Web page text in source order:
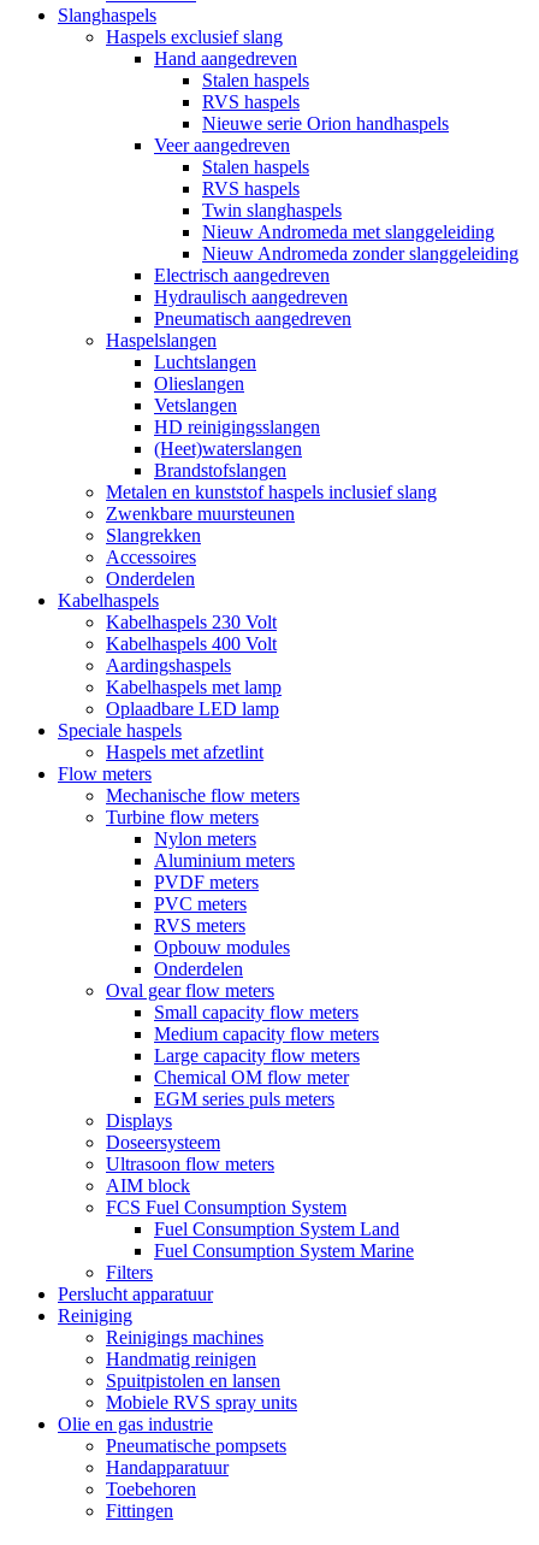
Slanghaspels
Haspels exclusief slang
Hand aangedreven
Stalen haspels
RVS haspels
Nieuwe serie Orion handhaspels
Veer aangedreven
Stalen haspels
RVS haspels
Twin slanghaspels
Nieuw Andromeda met slanggeleiding
Nieuw Andromeda zonder slanggeleiding
Electrisch aangedreven
Hydraulisch aangedreven
Pneumatisch aangedreven
Haspelslangen
Luchtslangen
Olieslangen
Vetslangen
HD reinigingsslangen
(Heet)waterslangen
Brandstofslangen
Metalen en kunststof haspels inclusief slang
Zwenkbare muursteunen
Slangrekken
Accessoires
Onderdelen
Kabelhaspels
Kabelhaspels 230 Volt
Kabelhaspels 400 Volt
Aardingshaspels
Kabelhaspels met lamp
Oplaadbare LED lamp
Speciale haspels
Haspels met afzetlint
Flow meters
Mechanische flow meters
Turbine flow meters
Nylon meters
Aluminium meters
PVDF meters
PVC meters
RVS meters
Opbouw modules
Onderdelen
Oval gear flow meters
Small capacity flow meters
Medium capacity flow meters
Large capacity flow meters
Chemical OM flow meter
EGM series puls meters
Displays
Doseersysteem
Ultrasoon flow meters
AIM block
FCS Fuel Consumption System
Fuel Consumption System Land
Fuel Consumption System Marine
Filters
Perslucht apparatuur
Reiniging
Reinigings machines
Handmatig reinigen
Spuitpistolen en lansen
Mobiele RVS spray units
Olie en gas industrie
Pneumatische pompsets
Handapparatuur
Toebehoren
Fittingen